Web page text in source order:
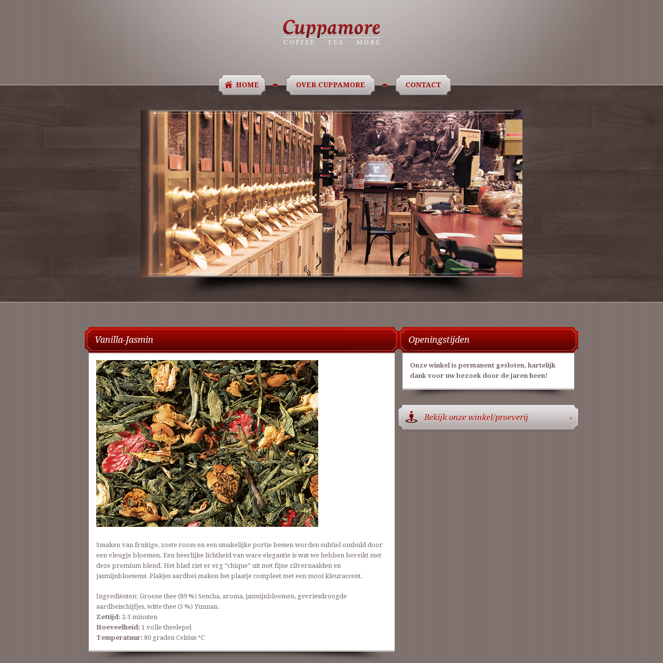
HOME OVER CUPPAMORE CONTACT
Vanilla-Jasmin
Smaken van fruitige, zoete room en een smakelijke portie bessen worden subtiel omhuld door
een vleugje bloemen. Een heerlijke lichtheid van ware elegantie is wat we hebben bereikt met
deze premium blend. Het blad ziet er erg “chique” uit met fijne zilvernaalden en
jasmijnbloesems. Plakjes aardbei maken het plaatje compleet met een mooi kleuraccent.
Ingrediënten: Groene thee (89 %) Sencha, aroma, jasmijnbloemen, gevriesdroogde
aardbeischijfjes, witte thee (3 %) Yunnan.
Zettijd: 2-3 minuten
Hoeveelheid: 1 volle theelepel
Temperatuur: 80 graden Celsius °C
Openingstijden
Onze winkel is permanent gesloten, hartelijk
dank voor uw bezoek door de jaren heen!
Bekijk onze winkel/proeverij ›